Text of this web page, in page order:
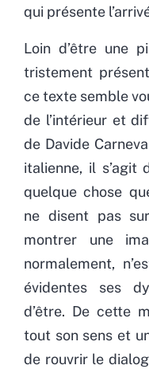
qui présente
Loin d’être une
tristement
ce texte semble
de l’intérieur et
de Davide
italienne, il s’agit
quelque chose
ne disent pas
montrer une
normalement,
évidentes ses
d’être. De cette
tout son sens et
de rouvrir le